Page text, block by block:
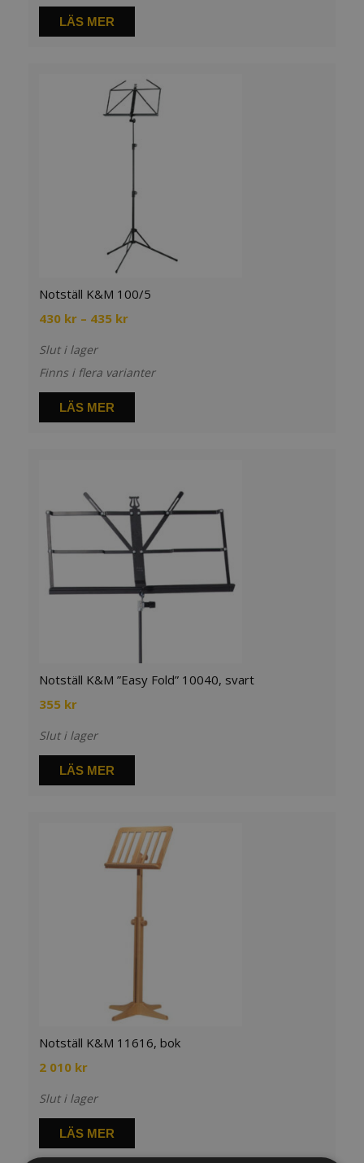
LÄS MER
Notställ K&M 100/5
430 kr – 435 krPrisintervall:
435 kr
Slut i lager
Finns i flera varianter
LÄS MER
Notställ K&M ”Easy Fold” 10040, svart
355 kr
Slut i lager
LÄS MER
Notställ K&M 11616, bok
2 010 kr
Slut i lager
LÄS MER